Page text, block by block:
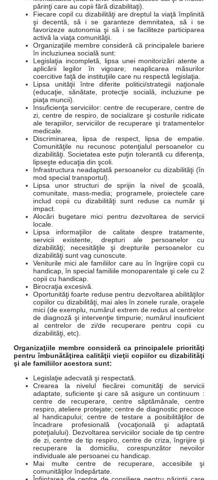
părinţi care au copii fără dizabilitaţi).
Fiecare copil cu dizabilităţi are dreptul la viaţă împlinită
şi decentă, să i se garanteze demnitatea, să i se
favorizeze autonomia şi să i se faciliteze participarea
activă la viaţa comunităţii.
Organizaţiile membre consideră că principalele bariere
în incluziunea socială sunt:
Legislaţia incompletă, lipsa unei monitorizări atente a
aplicării legilor în vigoare; neaplicarea măsurilor
coercitive faţă de instituţiile care nu respectă legislaţia.
Lipsa unităţii între diferite politici/strategii naţionale
(educaţie, sănătate, protecţie socială, incluziune pe
piaţa muncii).
Insuficienţa serviciilor: centre de recuperare, centre de
zi, centre de respiro, de socializare şi costurile ridicate
ale terapiilor, serviciilor de recuperare şi tratamentelor
medicale.
Discriminarea, lipsa de respect, lipsa de empatie.
Comunităţile nu recunosc potenţialul persoanelor cu
dizabilităţi. Societatea este puţin tolerantă cu diferenţa,
lipseşte educaţia din şcoli.
Infrastructura neadaptată persoanelor cu dizabilităţi (în
mod special transportul).
Lipsa unor structuri de sprijin la nivel de şcoală,
comunitate, mass-media; programele, proiectele care
includ copii cu dizabilităţi sunt reduse ca număr şi
impact.
Alocări bugetare mici pentru dezvoltarea de servicii
locale.
Lipsa informaţiilor de calitate despre tratamente,
servicii existente, drepturi ale persoanelor cu
dizabilităţi; necesităţile şi drepturile persoanelor cu
dizabilităţi sunt vag cunoscute.
Veniturile mici ale familiilor care au în îngrijire copii cu
handicap, în special familiile monoparentale şi cele cu 2
copii cu handicap.
Birocraţia excesivă.
Oportunităţi foarte reduse pentru dezvoltarea abilităţilor
copiilor cu dizabilităţi, mai ales în zonele rurale, oraşele
mici (de exemplu, numărul extrem de redus al centrelor
de diagnoză şi intervenţie timpurie; numărul insuficient
al centrelor de zi/de recuperare pentru copii cu
dizabilităţi, etc).
Organizaţiile membre consideră ca principalele priorităţi
pentru îmbunătăţirea calităţii vieţii copiilor cu dizabilităţi
şi ale familiilor acestora sunt:
Legislaţie adecvată şi respectată.
Crearea la nivelul fiecărei comunităţi de servicii
adaptate, suficiente şi care să asigure un continuum :
centre de recuperare, centre săptămânale, centre
respiro, ateliere protejate; centre de diagnostic precoce
al handicapului; centre de testare a posibilităţilor de
încadrare profesională (vocaţională şi adaptată
poteţialului). Dezvoltarea serviciilor sociale de tip centre
de zi, centre de tip respiro, centre de criza, îngrijire şi
recuperare la domiciliu, corespunzător nevoilor
individuale ale persoanei cu handicap.
Mai multe centre de recuperare, accesibile şi
comunităţilor îndepărtate.